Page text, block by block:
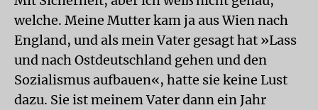
welche. Meine Mutter kam ja aus Wien nach
England, und als mein Vater gesagt hat »Lass
und nach Ostdeutschland gehen und den
Sozialismus aufbauen«, hatte sie keine Lust
dazu. Sie ist meinem Vater dann ein Jahr